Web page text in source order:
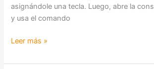
asignándole una tecla. Luego, abre la
y usa el comando
Leer más »